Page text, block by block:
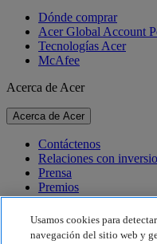
Dónde comprar
Acer Global Account
Tecnologías Acer
McAfee
Acerca de Acer
Acerca de Acer
Contáctenos
Relaciones con
Prensa
Premios
Eventos
Sostenibilidad
Usamos cookies para
navegación del sitio web y